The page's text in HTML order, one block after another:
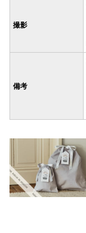
撮影
備考